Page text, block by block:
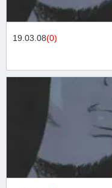
19.03.08(0)